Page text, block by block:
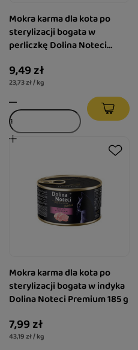
Mokra karma dla kota po
sterylizacji bogata w
perliczkę Dolina Noteci
9,49 zł
23,73 zł / kg
Mokra karma dla kota po
sterylizacji bogata w indyka
Dolina Noteci Premium 185 g
7,99 zł
43,19 zł / kg